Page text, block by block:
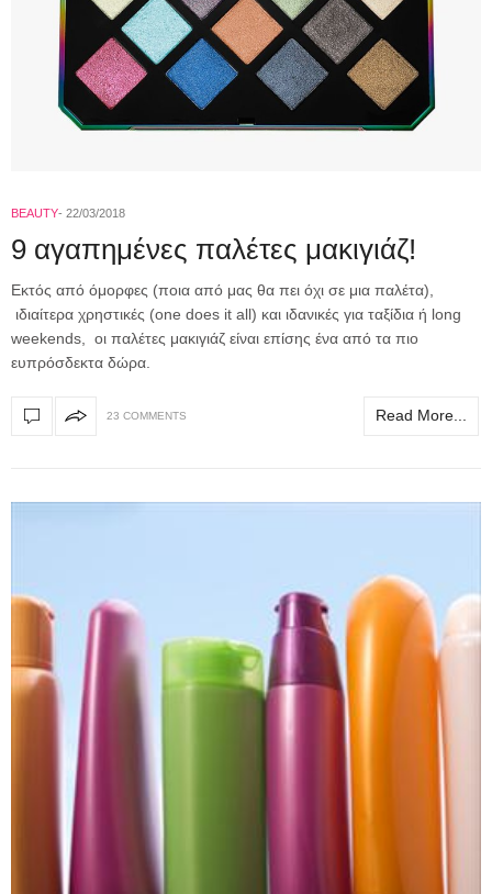
BEAUTY 22/03/2018
9 αγαπημένες παλέτες μακιγιάζ!
Εκτός από όμορφες (ποια από μας θα πει όχι σε μια παλέτα),
ιδιαίτερα χρηστικές (one does it all) και ιδανικές για ταξίδια ή long
weekends, οι παλέτες μακιγιάζ είναι επίσης ένα από τα πιο
ευπρόσδεκτα δώρα.
23 COMMENTS Read More...